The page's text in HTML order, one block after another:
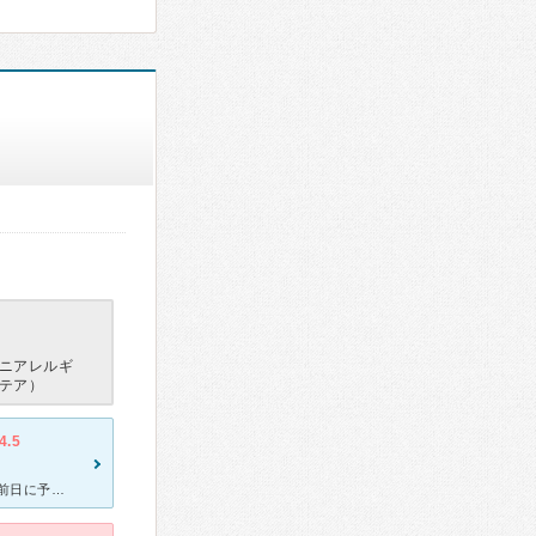
アレルギ
ア）